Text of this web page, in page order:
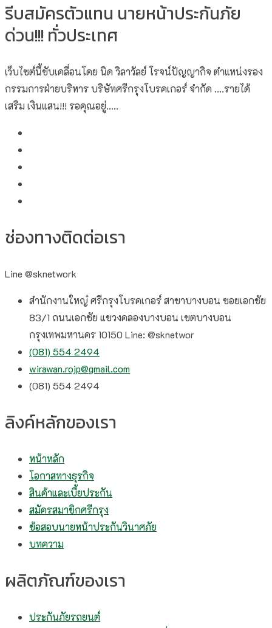
รีบสมัครตัวแทน นายหน้าประกันภัย
ด่วน!!! ทั่วประเทศ
เว็บไซต์นี้ขับเคลื่อนโดย นิด วิลาวัลย์​ โรจน์ปัญญากิจ ตำแหน่งรอง
กรรมการฝ่ายบริหาร บริษัทศรีกรุงโบรคเกอร์ จำกัด ....รายได้
เสริม เงินแสน!!! รอคุณอยู่.....
ช่องทางติดต่อเรา
Line @sknetwork
สำนักงานใหญ๋ ศรีกรุงโบรคเกอร์ สาขาบางบอน ซอยเอกชัย
83/1 ถนนเอกชัย แขวงคลองบางบอน เขตบางบอน
กรุงเทพมหานคร 10150 Line: @sknetwor
(081) 554 2494​
wirawan.rojp@gmail.com
(081) 554 2494​
ลิงค์หลักของเรา
หน้าหลัก
โอกาสทางธุรกิจ
สินค้าและเบี้ยประกัน
สมัครสมาชิกศรีกรุง
ข้อสอบนายหน้าประกันวินาศภัย
บทความ
ผลิตภัณฑ์ของเรา
ประกันภัยรถยนต์